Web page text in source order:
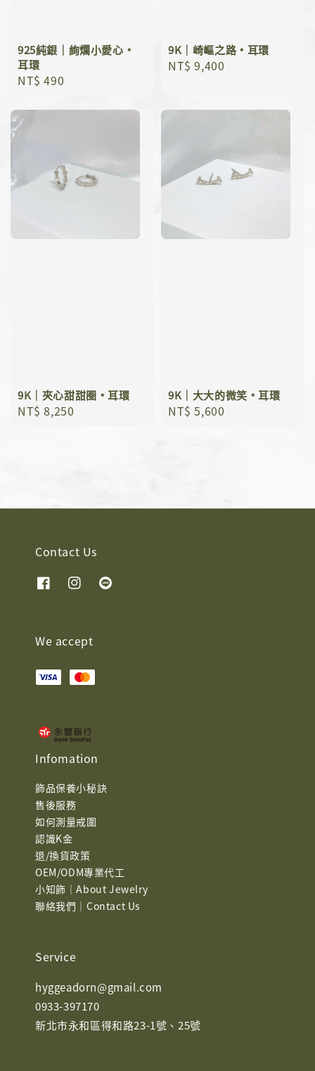
925純銀｜絢爛小愛心﹡
耳環
Regular
NT$ 490
9K｜崎嶇之路﹡耳環
Regular
NT$ 9,400
9K｜夾心甜甜圈﹡耳環
Regular
NT$ 8,250
9K｜大大的微笑﹡耳環
Regular
NT$ 5,600
Contact Us
We accept
Infomation
飾品保養小秘訣
售後服務
如何測量戒圍
認識K金
退/換貨政策
OEM/ODM專業代工
小知飾｜About Jewelry
聯絡我們｜Contact Us
Service
hyggeadorn@gmail.com
0933-397170
新北市永和區得和路23-1號、25號